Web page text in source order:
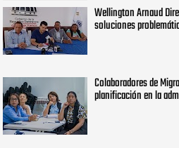
Wellington Arnaud
soluciones
Colaboradores de
planificación en la